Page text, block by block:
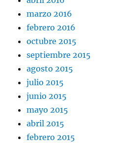
marzo 2016
febrero 2016
octubre 2015
septiembre 2015
agosto 2015
julio 2015
junio 2015
mayo 2015
abril 2015
febrero 2015